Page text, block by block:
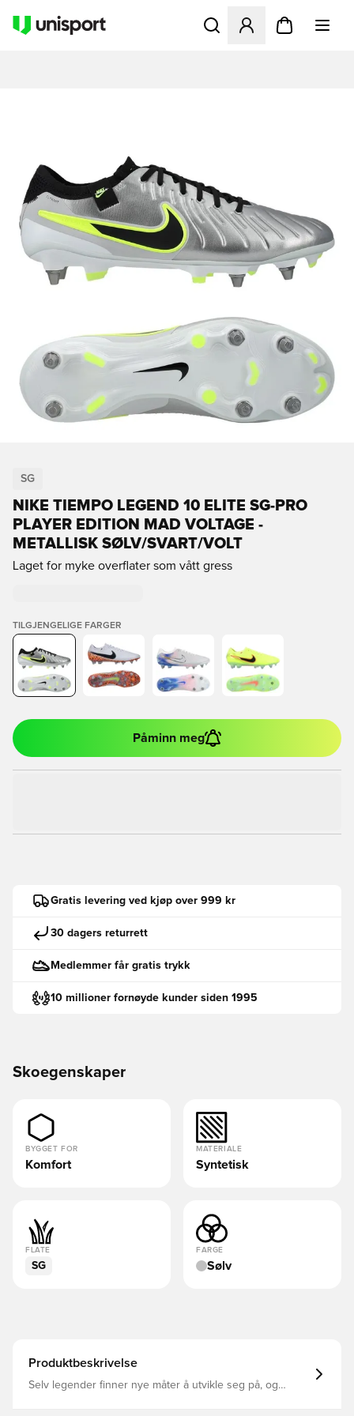
Åpner en Modal for å
SG
NIKE TIEMPO LEGEND 10 ELITE SG-PRO
PLAYER EDITION MAD VOLTAGE -
METALLISK SØLV/SVART/VOLT
Laget for myke overflater som vått gress
TILGJENGELIGE FARGER
Påminn meg
Gratis levering ved kjøp over 999 kr
30 dagers returrett
Medlemmer får gratis trykk
10 millioner fornøyde kunder siden 1995
Skoegenskaper
BYGGET FOR
Komfort
MATERIALE
Syntetisk
FLATE
SG
FARGE
Sølv
Produktbeskrivelse
Selv legender finner nye måter å utvikle seg på, og